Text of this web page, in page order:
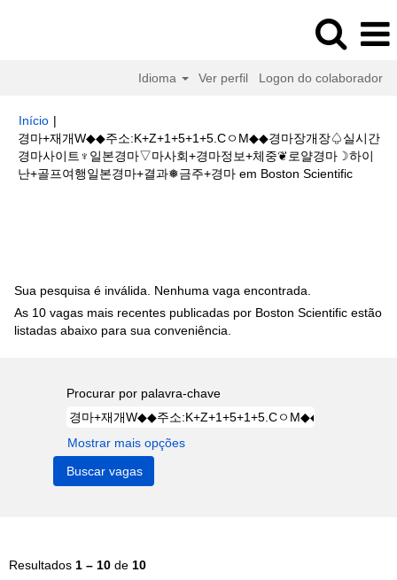
Idioma Ver perfil Logon do colaborador
Início |
경마+재개W◆◆주소:K+Z+1+5+1+5.CㅇM◆◆경마장개장♤실시간
경마사이트♆일본경마▽마사회+경마정보+체중❦로얄경마☽하이
난+골프여행일본경마+결과❅금주+경마 em Boston Scientific(página
Sua pesquisa é inválida. Nenhuma vaga encontrada.
As 10 vagas mais recentes publicadas por Boston Scientific estão
listadas abaixo para sua conveniência.
Procurar por palavra-chave
Mostrar mais opções
Resultados 1 – 10 de 10